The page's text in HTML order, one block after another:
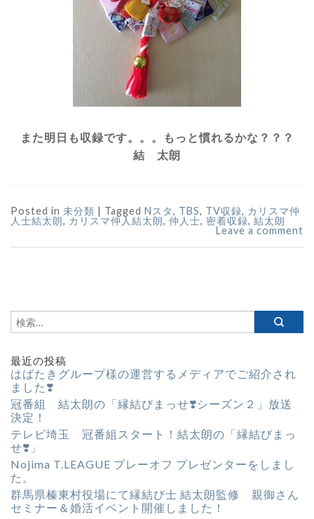
また明日も収録です。。。もっと慣れるかな？？？
結 太朗
Posted in 未分類 | Tagged Nスタ, TBS, TV収録, カリスマ仲
人士結太朗, カリスマ仲人結太朗, 仲人士, 密着収録, 結太朗
Leave a comment
最近の投稿
はばたきグループ様の運営するメディアでご紹介され
ました❣️
冠番組 結太朗の「縁結びまっせ❣️シーズン２」放送
決定！
テレビ埼玉 冠番組スタート！結太朗の「縁結びまっ
せ❣️」
Nojima T.LEAGUE プレーオフ プレゼンターをしまし
た。
群馬県榛東村役場にて縁結び士 結太朗監修 親御さん
セミナー＆婚活イベント開催しました！